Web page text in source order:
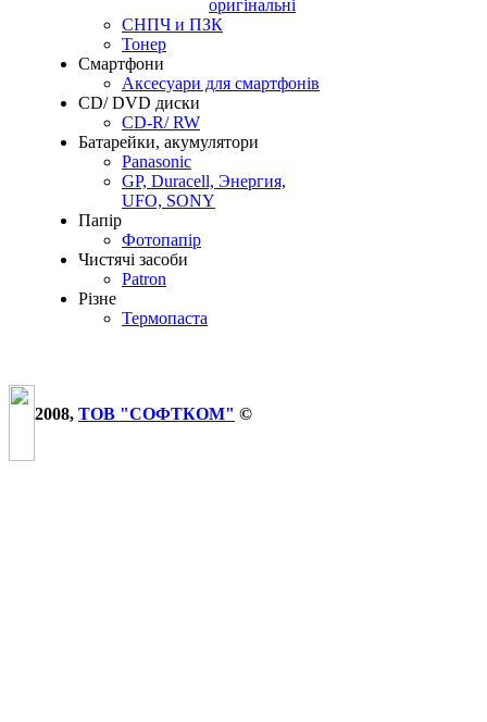
оригінальні
СНПЧ и ПЗК
Тонер
Смартфони
Аксесуари для смартфонів
CD/ DVD диски
CD-R/ RW
Батарейки, акумулятори
Panasonic
GP, Duracell, Энергия,
UFO, SONY
Папір
Фотопапір
Чистячі засоби
Patron
Різне
Термопаста
2008, ТОВ "СОФТКОМ" ©